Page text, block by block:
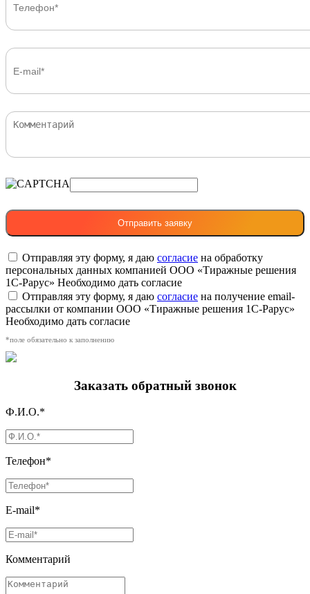
Отправляя эту форму, я даю согласие на обработку
персональных данных компанией ООО «Тиражные решения
1С-Рарус» Необходимо дать согласие
Отправляя эту форму, я даю согласие на получение email-
рассылки от компании ООО «Тиражные решения 1С-Рарус»
Необходимо дать согласие
*поле обязательно к заполнению
Заказать обратный звонок
Ф.И.О.*
Телефон*
E-mail*
Комментарий